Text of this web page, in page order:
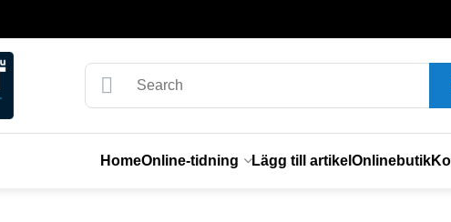
HomeOnline-tidning Lägg till artikel Onlinebutik